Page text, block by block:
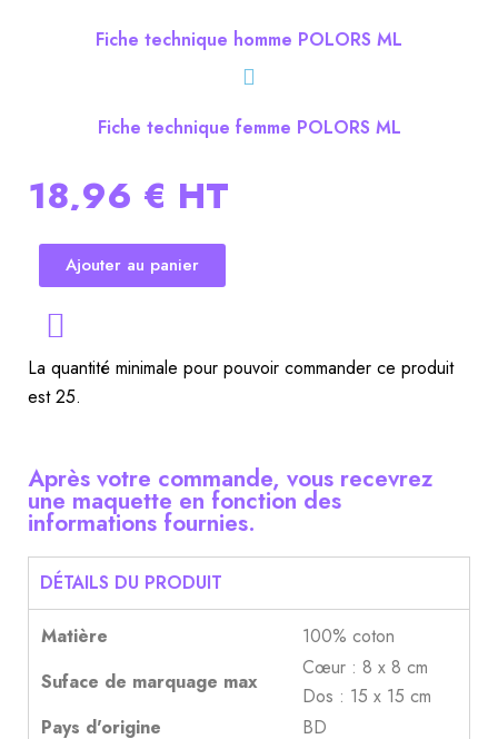
Fiche technique homme POLORS ML
Fiche technique femme POLORS ML
18,96 € HT
Ajouter au panier
La quantité minimale pour pouvoir commander ce produit
est 25.
Après votre commande, vous recevrez
une maquette en fonction des
informations fournies.
DÉTAILS DU PRODUIT
Matière
100% coton
Suface de marquage max
Cœur : 8 x 8 cm
Dos : 15 x 15 cm
Pays d'origine
BD